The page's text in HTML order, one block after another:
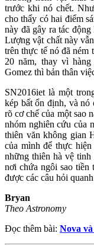
trước khi nó chết.
cho thấy có hai điểm
này đã gây ra tác
Lượng vật chất này
trên thực tế nó đã ném
20 năm, thay vì
Gomez thì bản thân
SN2016iet là một
kép bất ổn định, và nó
rõ cơ chế của một sao
nhóm nghiên cứu của
thiên văn không gian
của mình để thực
những thiên hà vệ tinh
nơi chứa ngôi sao tiền
được các câu hỏi
Bryan
Theo Astronomy
Đọc thêm bài: Nova